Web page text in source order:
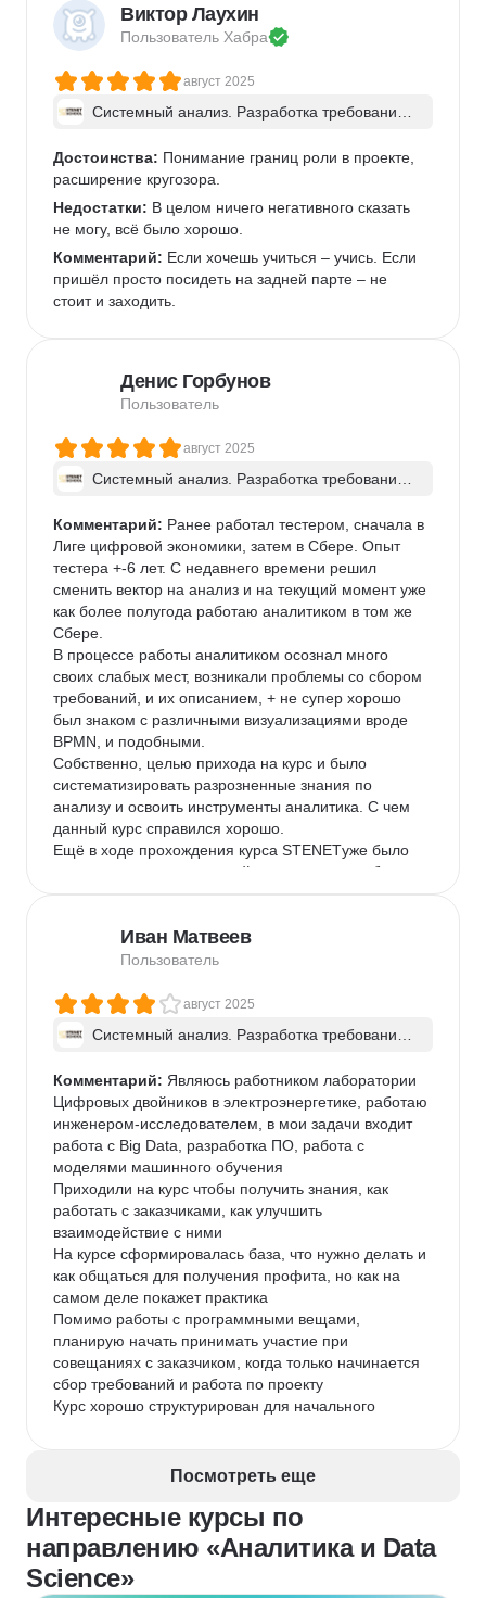
Недостатки: Понравилось в принципе всё. Очень
маленький минус может быть за долгий разбор
Видно ошибки свои и чужие, возможность их
исправить и отзыв преподавателя, что улучшить.
новичков. Всё таки надо иметь какой-то небольшой
опыт работы в IT и рабочий бекграунд.
Виктор Лаухин
Пользователь Хабра
август 2025
Системный анализ. Разработка требований
нты - в группе
Достоинства: Понимание границ роли в проекте,
расширение кругозора.
Недостатки: В целом ничего негативного сказать
не могу, всё было хорошо.
Комментарий: Если хочешь учиться – учись. Если
пришёл просто посидеть на задней парте – не
стоит и заходить.
Денис Горбунов
Пользователь
август 2025
Системный анализ. Разработка требований
нты - в группе
Комментарий: Ранее работал тестером, сначала в
Лиге цифровой экономики, затем в Сбере. Опыт
тестера +-6 лет. С недавнего времени решил
сменить вектор на анализ и на текущий момент уже
как более полугода работаю аналитиком в том же
Сбере.
В процессе работы аналитиком осознал много
своих слабых мест, возникали проблемы со сбором
требований, и их описанием, + не супер хорошо
был знаком с различными визуализациями вроде
BPMN, и подобными.
Собственно, целью прихода на курс и было
систематизировать разрозненные знания по
анализу и освоить инструменты аналитика. С чем
данный курс справился хорошо.
Ещё в ходе прохождения курса STENETуже было
заметно, что качество моей аналитики по рабочим
пользу визуализаций, что упростило ряд процессов,
например груминги задач. Поэтому, если подвести
удалось выполнить.
границы работы аналитика. Теперь осознал, что в
Мне самому курс посоветовал друг, с которым в
дальнейшем и проходили курс. И после
прохождения однозначно буду рекомендовать
STENETкак людям, которые только планируют
погружаться в системный анализ, так и тем, кто как
и я, уже являются начинающими аналитиками
В скором времени также планирую взять себе ещё
один курс STENETпо дизайну интеграции
Иван Матвеев
Пользователь
август 2025
Системный анализ. Разработка требований
нты - в группе
Комментарий: Являюсь работником лаборатории
Цифровых двойников в электроэнергетике, работаю
инженером-исследователем, в мои задачи входит
работа с Big Data, разработка ПО, работа с
моделями машинного обучения
Приходили на курс чтобы получить знания, как
работать с заказчиками, как улучшить
взаимодействие с ними
На курсе сформировалась база, что нужно делать и
как общаться для получения профита, но как на
самом деле покажет практика
Помимо работы с программными вещами,
планирую начать принимать участие при
совещаниях с заказчиком, когда только начинается
сбор требований и работа по проекту
Курс хорошо структурирован для начального
Посмотреть еще
Интересные курсы по
направлению «Аналитика и Data
Science»